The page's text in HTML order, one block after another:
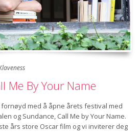
Me By Your Name
med å åpne årets festival med
og Sundance, Call Me by Your Name.
års store Oscar film og vi inviterer deg